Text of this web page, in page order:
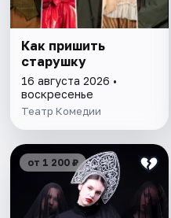
Как пришить
старушку
16 августа 2026 •
воскресенье
Театр Комедии
от 1 200 ₽